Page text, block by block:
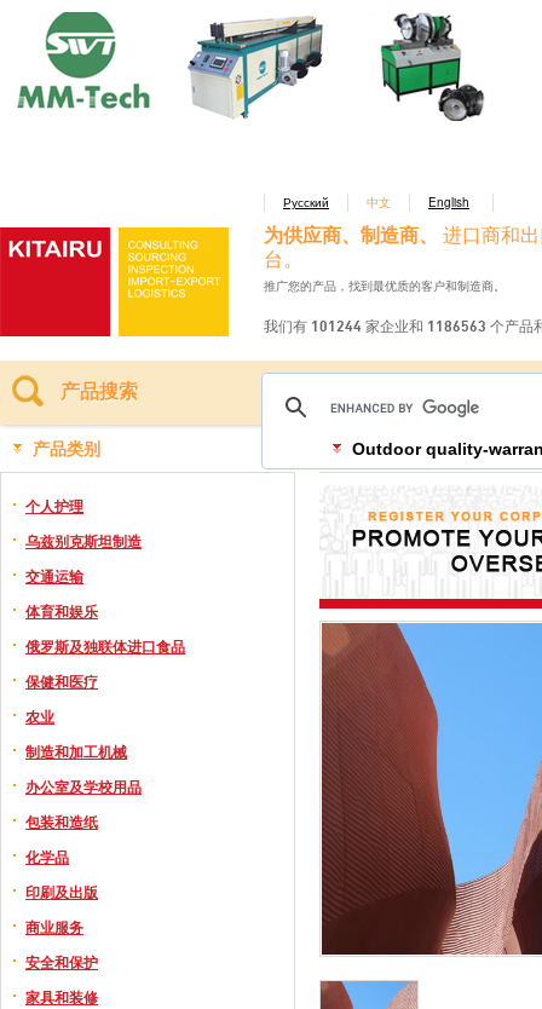
Русский 中文 English
为供应商、制造商、
进口商和
台。
推广您的产品，找到最优质的客户和制造商。
我们有 101244 家企业和 1186563 个产品
产品搜索
产品类别
个人护理
乌兹别克斯坦制造
交通运输
体育和娱乐
俄罗斯及独联体进口食品
保健和医疗
农业
制造和加工机械
办公室及学校用品
包装和造纸
化学品
印刷及出版
商业服务
安全和保护
家具和装修
Outdoor quality-